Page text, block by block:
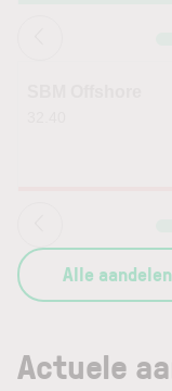
Alle
Actuele